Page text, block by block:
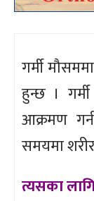
गर्मी
हुन्छ ।
आक्रमण
समयमा
त्यसका